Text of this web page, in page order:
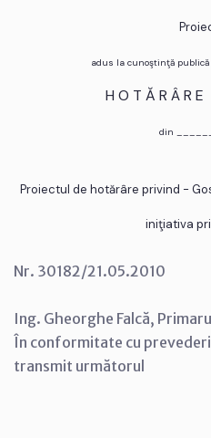
adus la cunoştinţă publică
H O T Ă R Â R
din
Proiectul de hotărâre privind -
iniţiativa
Nr. 30182/21.05.2010
Ing. Gheorghe Falcă,
În conformitate cu
transmit următorul